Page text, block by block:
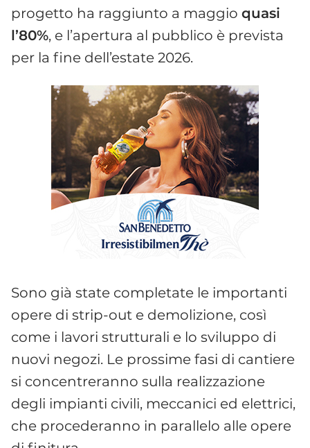
progetto ha raggiunto a maggio quasi
l’80%, e l’apertura al pubblico è prevista
per la fine dell’estate 2026.
Sono già state completate le importanti
opere di strip-out e demolizione, così
come i lavori strutturali e lo sviluppo di
nuovi negozi. Le prossime fasi di cantiere
si concentreranno sulla realizzazione
degli impianti civili, meccanici ed elettrici,
che procederanno in parallelo alle opere